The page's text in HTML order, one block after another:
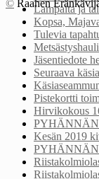
Lampaita ja
Kopsa,
Tulevia
Jäsentiedote
Seuraava
Pistekortti
Hirvikokous
Kesän 2019
© Raahen